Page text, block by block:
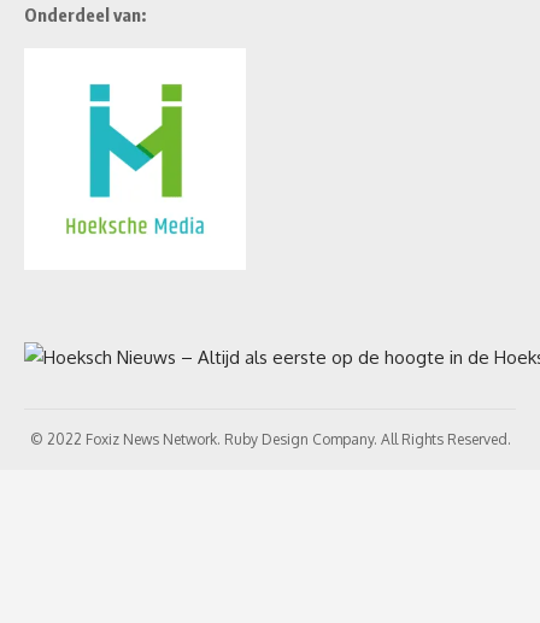
Onderdeel van:
© 2022 Foxiz News Network. Ruby Design Company. All Rights Reserved.